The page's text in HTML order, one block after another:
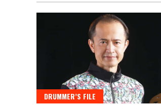
DRUMMER’S FILE